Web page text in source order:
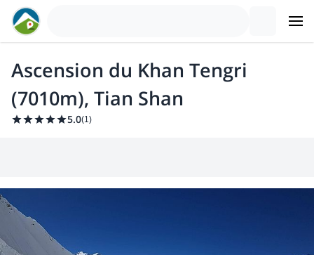
Ascension du Khan Tengri
(7010m), Tian Shan
5.0(1)